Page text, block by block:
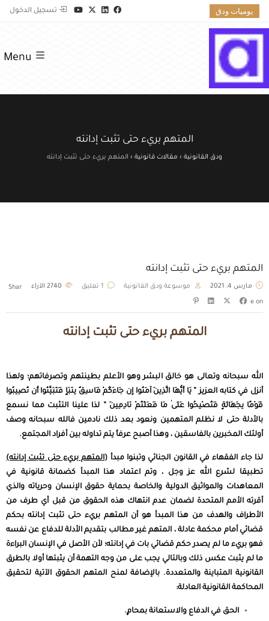
يوميات ودق تسجيل الدخول
Menu
المتهم بريء حتى تثبت إدانته
ودق القانونية › مقالات قانونية › المتهم بريء حتى تثبت إدانته
المتهم بريء حتى تثبت إدانته
مارس 4, 2021 موسوعة ودق القانونية 1 تعليق الآراء
Shar
e on
المتهم بريء حتى تثبت إدانته
الله سبحانه وتعالى هو خالق البشر وهو الأعلم بطينتهم وتصرفاتهم؛ ولهذا
أنزل في كتابه العزيز ” يَا أَيُّهَا الَّذِينَ آمَنُوا إِن جَاءَكُمْ فَاسِقٌ بِنَبَإٍ فَتَبَيَّنُوا أَن تُصِيبُوا
قَوْمًا بِجَهَالَةٍ فَتُصْبِحُوا عَلَىٰ مَا فَعَلْتُمْ نَادِمِينَ ” لذا علينا التثبت مما نسمع
بالأدلة حتى لا نظلم المتهمين ونعود بعد ذلك نادمين فالله سبحانه وصف
أولئك المخبرين بالفاسقين ، وهذا أصبح عرفاُ يتم تداوله بين أفراد المجتمع.
لذا جاء الفقهاء في القانون الجنائي وتبنوا مبدأ(المتهم بريء حتى تثبت إدانته)
تطبيقا لشرع الله عز وجل ، وتم اعتماد هذا المبدأ كضمانة قانونية في
المعاهدات والمواثيق الدولية والخاصة بحماية حقوق الإنسان وحرياته والذي
أقرته الأمم المتحدة لضمان عدم انتهاك هذه الحقوق من قبل أي طرف من
الأطراف والهدف من هذا المبدأ هو أن المتهم بريء حتى تثبت إدانته بحكم
قضائي أمام محكمة عادلة ، المتهم غير مطالب بتقديم الأدلة للدفاع عن نفسه
فهو بريء ما لم يصدر حكم قضائي بات في إدانته؛ لأن الأصل في الإنسان البراءة
ما لم يثبت عكس ذلك وبالتالي يجب على من وجه التهمة أن يثبتها أولا بالطرق
القانونية المتباينة والمتعددة. بالإضافة لمنح المتهم الحقوق الآتية لتحقيق
المحاكمة القانونية العادلة:
الحق في الدفاع والاستعانة بمحامٍ.